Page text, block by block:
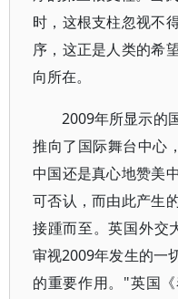
时，这根支柱忽视不
序，这正是人类的希
向所在。
2009年所显示的
推向了国际舞台中心
中国还是真心地赞美
可否认，而由此产生
接踵而至。英国外交
审视2009年发生的一
的重要作用。"英国